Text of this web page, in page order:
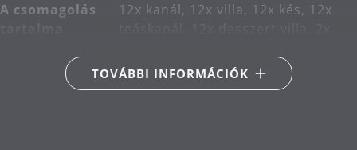
A csomagolás
12x kanál, 12x villa, 12x kés, 12x
adagolóvilla, 1x kanál, 1x
tortakanál
TOVÁBBI INFORMÁCIÓK